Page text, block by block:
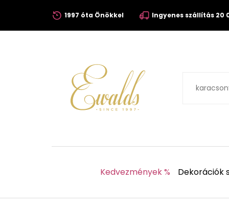
1997 óta Önökkel Ingyenes szállítás 20
Kedvezmények % Dekorációk